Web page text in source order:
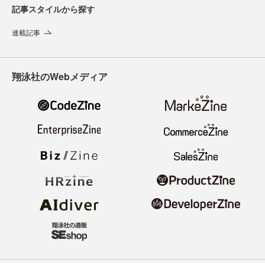
記事スタイルから探す
連載記事
翔泳社のWebメディア